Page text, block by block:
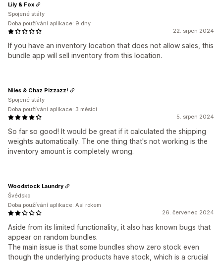
22. srpen 2024
If you have an inventory location that does not allow sales, this
bundle app will sell inventory from this location.
Lily & Fox
Spojené státy
Doba používání aplikace: 9 dny
5. srpen 2024
So far so good! It would be great if it calculated the shipping
weights automatically. The one thing that's not working is the
inventory amount is completely wrong.
Niles & Chaz Pizzazz!
Spojené státy
Doba používání aplikace: 3 měsíci
26. červenec 2024
Aside from its limited functionality, it also has known bugs that
appear on random bundles.
The main issue is that some bundles show zero stock even
though the underlying products have stock, which is a crucial
Woodstock Laundry
Švédsko
Doba používání aplikace: Asi rokem